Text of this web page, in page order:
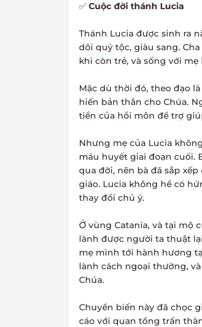
✅ Cuộc đời thánh Lucia
Thánh Lucia được sinh ra
dõi quý tộc, giàu sang.
khi còn trẻ, và sống với mẹ
Mặc dù thời đó, theo đạo
hiến bản thân cho Chúa.
tiền của hồi môn để trợ
Nhưng mẹ của Lucia
máu huyết giai đoạn cuối.
qua đời, nên bà đã sắp
giáo. Lucia không hề có
thay đổi chủ ý.
Ở vùng Catania, và tại mộ
lành được người ta thuật
mẹ mình tới hành hương
lành cách ngoại thường,
Chúa.
Chuyển biến này đã chọc
cáo với quan tổng trấn